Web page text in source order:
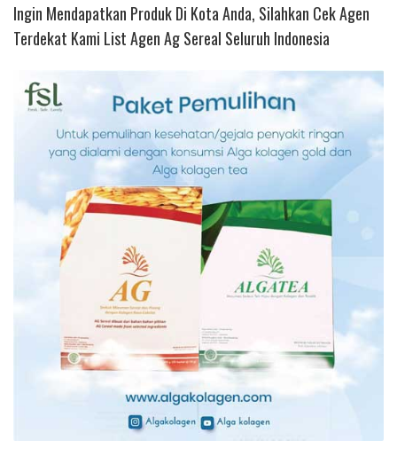
Ingin Mendapatkan Produk Di Kota Anda, Silahkan Cek Agen
Terdekat Kami List Agen Ag Sereal Seluruh Indonesia